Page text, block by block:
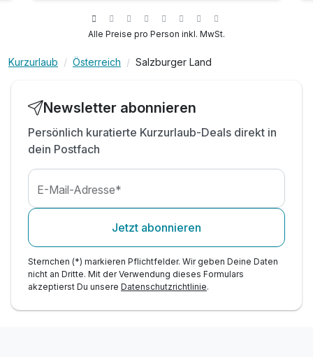
inkl. harry's home Slippers
inkl. Begrüßungscocktail
Tipp 1: Besuch der weltbekannten
Sprungschanze
Tipp 2: Spaziergang zum Wasserfall in der Stadt
Tipp 3: Wanderwege starten fast vor der Tür
Alle Preise pro Person inkl. MwSt.
Kurzurlaub Österreich Salzburger Land
Newsletter abonnieren
Persönlich kuratierte Kurzurlaub-Deals direkt in
dein Postfach
E-Mail-Adresse*
Jetzt abonnieren
Sternchen (*) markieren Pflichtfelder. Wir geben Deine Daten
nicht an Dritte. Mit der Verwendung dieses Formulars
akzeptierst Du unsere Datenschutzrichtlinie.